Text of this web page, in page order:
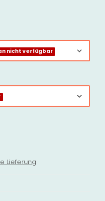
nicht verfügbar
Lieferung